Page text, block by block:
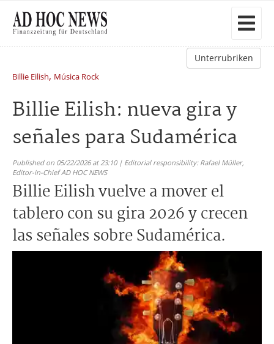
Unterrubriken
Billie Eilish, Música Rock
Billie Eilish: nueva gira y
señales para Sudamérica
Published on 05/22/2026 at 23:10 | Editorial responsibility: Rafael Müller,
Editor-in-Chief AD HOC NEWS
Billie Eilish vuelve a mover el
tablero con su gira 2026 y crecen
las señales sobre Sudamérica.